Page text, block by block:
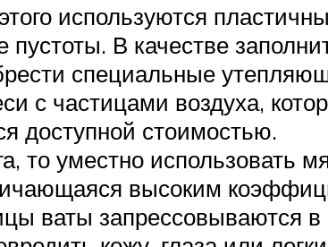
используются
В качестве
специальные
с частицами воздуха,
доступной стоимостью.
то уместно использовать
высоким
ваты запрессовываются